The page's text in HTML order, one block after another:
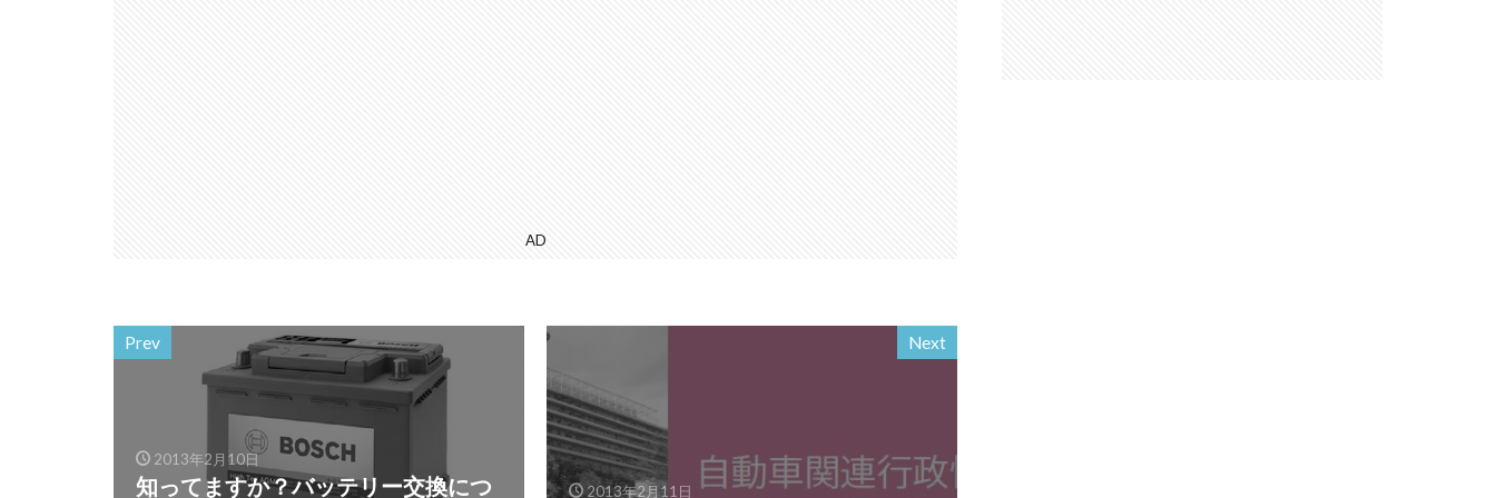
AD
Prev
2013年2月10日
知ってますか？バッテリー交換につ
Next
2013年2月11日